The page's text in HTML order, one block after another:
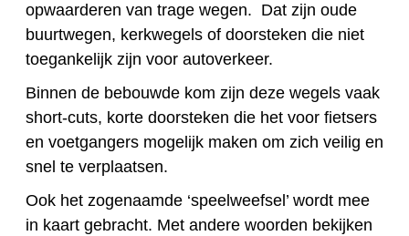
opwaarderen van trage wegen. Dat zijn oude
buurtwegen, kerkwegels of doorsteken die niet
toegankelijk zijn voor autoverkeer.
Binnen de bebouwde kom zijn deze wegels vaak
short-cuts, korte doorsteken die het voor fietsers
en voetgangers mogelijk maken om zich veilig en
snel te verplaatsen.
Ook het zogenaamde ‘speelweefsel’ wordt mee
in kaart gebracht. Met andere woorden bekijken